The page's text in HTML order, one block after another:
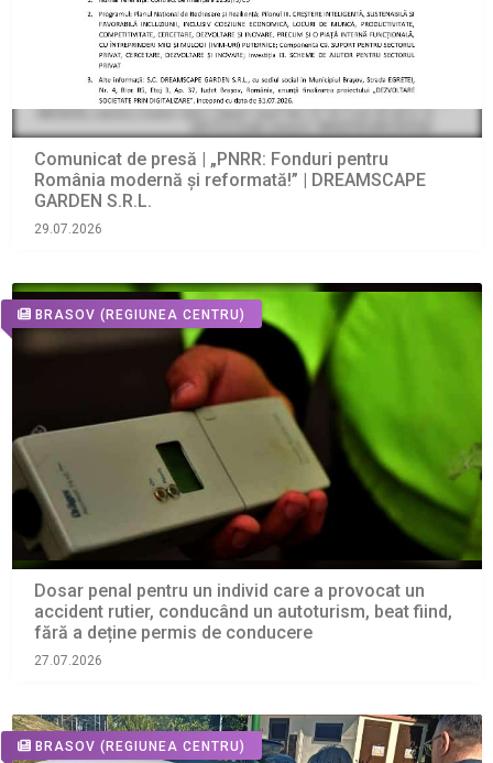
Comunicat de presă | „PNRR: Fonduri pentru
România modernă și reformată!” | DREAMSCAPE
GARDEN S.R.L.
29.07.2026
BRASOV (REGIUNEA CENTRU)
Dosar penal pentru un individ care a provocat un
accident rutier, conducând un autoturism, beat fiind,
fără a deține permis de conducere
27.07.2026
BRASOV (REGIUNEA CENTRU)